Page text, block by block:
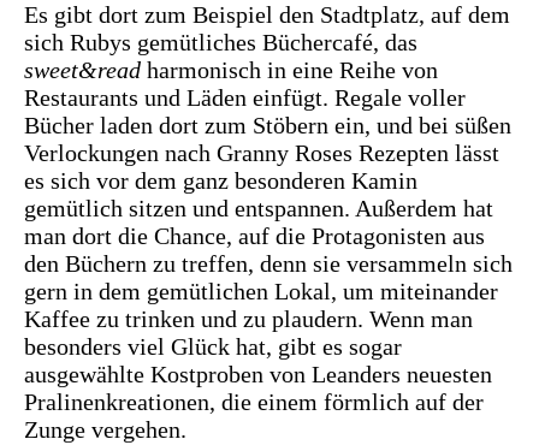
Es gibt dort zum Beispiel den Stadtplatz, auf dem
sich Rubys gemütliches Büchercafé, das
sweet&read harmonisch in eine Reihe von
Restaurants und Läden einfügt. Regale voller
Bücher laden dort zum Stöbern ein, und bei süßen
Verlockungen nach Granny Roses Rezepten lässt
es sich vor dem ganz besonderen Kamin
gemütlich sitzen und entspannen. Außerdem hat
man dort die Chance, auf die Protagonisten aus
den Büchern zu treffen, denn sie versammeln sich
gern in dem gemütlichen Lokal, um miteinander
Kaffee zu trinken und zu plaudern. Wenn man
besonders viel Glück hat, gibt es sogar
ausgewählte Kostproben von Leanders neuesten
Pralinenkreationen, die einem förmlich auf der
Zunge vergehen.